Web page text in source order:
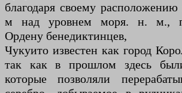
благодаря своему
м над уровнем моря. н. м.,
Ордену бенедиктинцев,
Чукуито известен как город
так как в прошлом здесь
которые позволяли